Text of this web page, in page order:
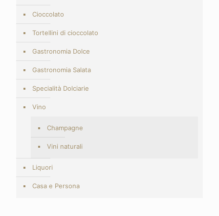
Cioccolato
Tortellini di cioccolato
Gastronomia Dolce
Gastronomia Salata
Specialità Dolciarie
Vino
Champagne
Vini naturali
Liquori
Casa e Persona